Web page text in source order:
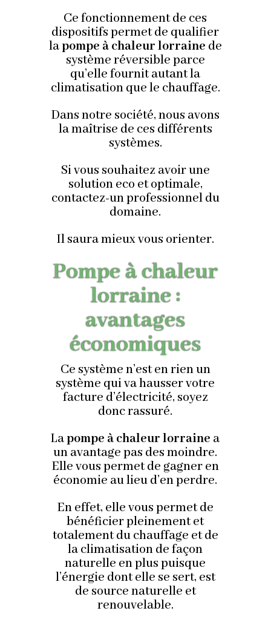
Ce fonctionnement de ces
dispositifs permet de qualifier
lapompe à chaleur lorraine de
système réversible parce
qu’elle fournit autant la
climatisation que le chauffage.
Dans notre société, nous avons
la maîtrise de ces différents
systèmes.
Si vous souhaitez avoir une
solution eco et optimale,
contactez-un professionnel du
domaine.
Il saura mieux vous orienter.
Pompe à chaleur
lorraine :
avantages
économiques
Ce système n’est en rien un
système qui va hausser votre
facture d’électricité, soyez
donc rassuré.
Lapompe à chaleur lorraine a
un avantage pas des moindre.
Elle vous permet de gagner en
économie au lieu d’en perdre.
En effet, elle vous permet de
bénéficier pleinement et
totalement du chauffage et de
la climatisation de façon
naturelle en plus puisque
l’énergie dont elle se sert, est
de source naturelle et
renouvelable.